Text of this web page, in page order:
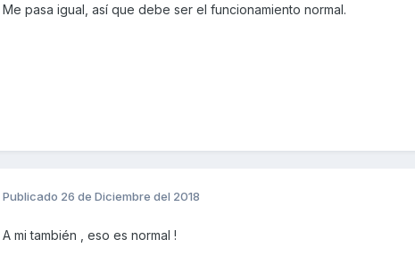
Me pasa igual, así que debe ser el funcionamiento normal.
Publicado 26 de Diciembre del 2018
A mi también , eso es normal !